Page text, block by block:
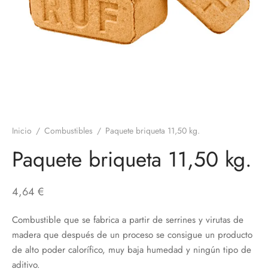
Inicio / Combustibles / Paquete briqueta 11,50 kg.
Paquete briqueta 11,50 kg.
4,64 €
Combustible que se fabrica a partir de serrines y virutas de
madera que después de un proceso se consigue un producto
de alto poder calorífico, muy baja humedad y ningún tipo de
aditivo.